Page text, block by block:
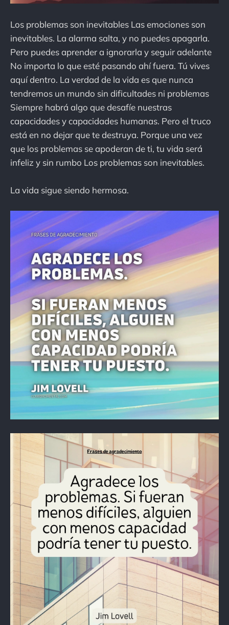
Los problemas son inevitables Las emociones son
inevitables. La alarma salta, y no puedes apagarla.
Pero puedes aprender a ignorarla y seguir adelante
No importa lo que esté pasando ahí fuera. Tú vives
aquí dentro. La verdad de la vida es que nunca
tendremos un mundo sin dificultades ni problemas
Siempre habrá algo que desafíe nuestras
capacidades y capacidades humanas. Pero el truco
está en no dejar que te destruya. Porque una vez
que los problemas se apoderan de ti, tu vida será
infeliz y sin rumbo Los problemas son inevitables.
La vida sigue siendo hermosa.